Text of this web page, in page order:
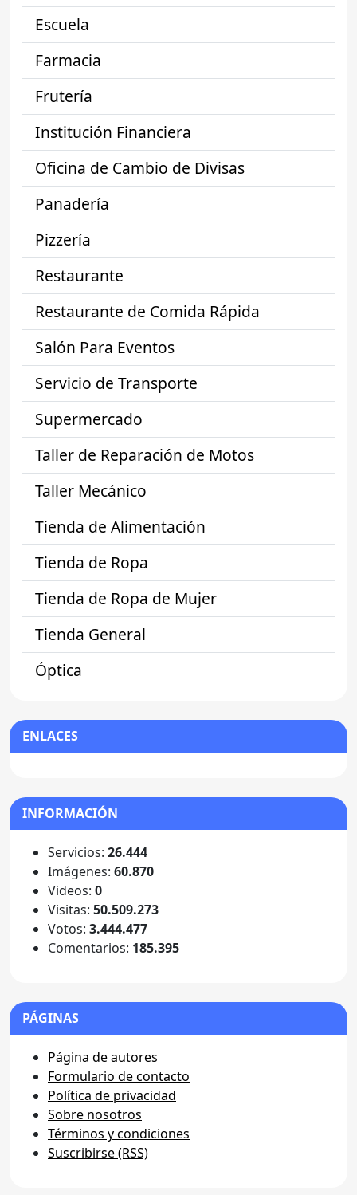
Escuela
Farmacia
Frutería
Institución Financiera
Oficina de Cambio de Divisas
Panadería
Pizzería
Restaurante
Restaurante de Comida Rápida
Salón Para Eventos
Servicio de Transporte
Supermercado
Taller de Reparación de Motos
Taller Mecánico
Tienda de Alimentación
Tienda de Ropa
Tienda de Ropa de Mujer
Tienda General
Óptica
ENLACES
INFORMACIÓN
Servicios: 26.444
Imágenes: 60.870
Videos: 0
Visitas: 50.509.273
Votos: 3.444.477
Comentarios: 185.395
PÁGINAS
Página de autores
Formulario de contacto
Política de privacidad
Sobre nosotros
Términos y condiciones
Suscribirse (RSS)